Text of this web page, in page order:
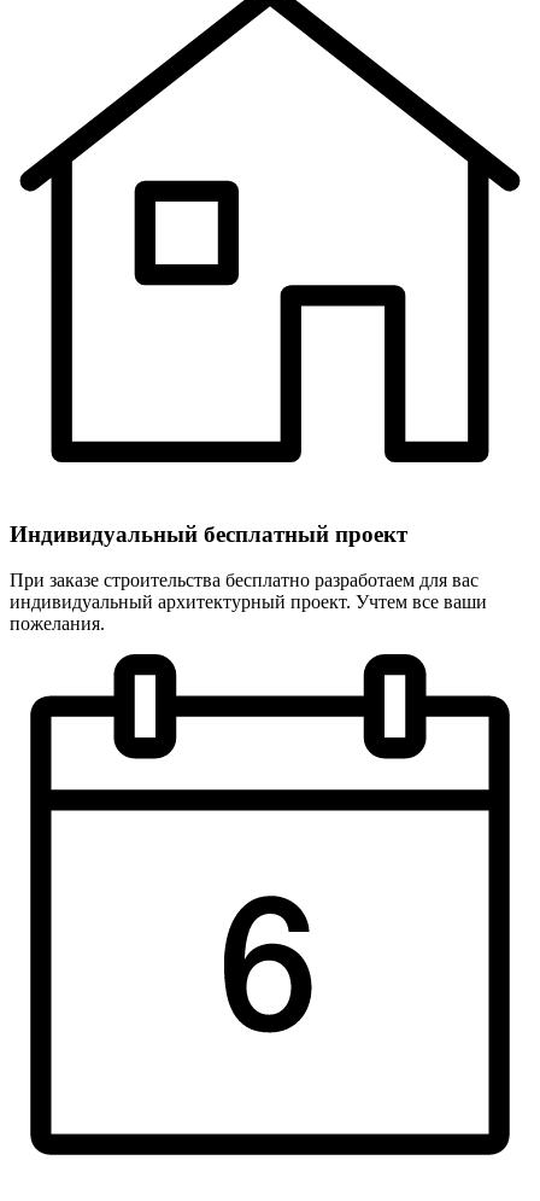
Индивидуальный бесплатный проект
При заказе строительства бесплатно разработаем для вас
индивидуальный архитектурный проект. Учтем все ваши
пожелания.